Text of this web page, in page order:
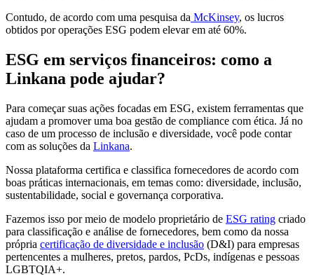
Contudo, de acordo com uma pesquisa da McKinsey, os lucros
obtidos por operações ESG podem elevar em até 60%.
ESG em serviços financeiros: como a
Linkana pode ajudar?
Para começar suas ações focadas em ESG, existem ferramentas que
ajudam a promover uma boa gestão de compliance com ética. Já no
caso de um processo de inclusão e diversidade, você pode contar
com as soluções da Linkana.
Nossa plataforma certifica e classifica fornecedores de acordo com
boas práticas internacionais, em temas como: diversidade, inclusão,
sustentabilidade, social e governança corporativa.
Fazemos isso por meio de modelo proprietário de ESG rating criado
para classificação e análise de fornecedores, bem como da nossa
própria certificação de diversidade e inclusão (D&I) para empresas
pertencentes a mulheres, pretos, pardos, PcDs, indígenas e pessoas
LGBTQIA+.